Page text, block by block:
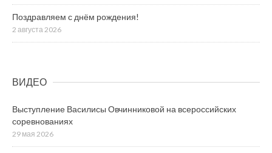
Поздравляем с днём рождения!
2 августа 2026
ВИДЕО
Выступление Василисы Овчинниковой на всероссийских
соревнованиях
29 мая 2026